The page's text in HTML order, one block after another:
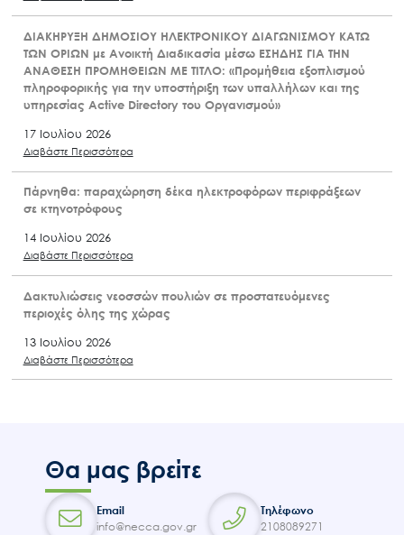
ΔΙΑΚΗΡΥΞΗ ΔΗΜΟΣΙΟΥ ΗΛΕΚΤΡΟΝΙΚΟΥ ΔΙΑΓΩΝΙΣΜΟΥ ΚΑΤΩ
ΤΩΝ ΟΡΙΩΝ με Ανοικτή Διαδικασία μέσω ΕΣΗΔΗΣ ΓΙΑ ΤΗΝ
ΑΝΑΘΕΣΗ ΠΡΟΜΗΘΕΙΩΝ ΜΕ ΤΙΤΛΟ: «Προμήθεια εξοπλισμού
πληροφορικής για την υποστήριξη των υπαλλήλων και της
υπηρεσίας Active Directory του Οργανισμού»
17 Ιουλίου 2026
Διαβάστε Περισσότερα
Πάρνηθα: παραχώρηση δέκα ηλεκτροφόρων περιφράξεων
σε κτηνοτρόφους
14 Ιουλίου 2026
Διαβάστε Περισσότερα
Δακτυλιώσεις νεοσσών πουλιών σε προστατευόμενες
περιοχές όλης της χώρας
13 Ιουλίου 2026
Διαβάστε Περισσότερα
Θα μας βρείτε
Email
info@necca.gov.gr
Τηλέφωνο
2108089271